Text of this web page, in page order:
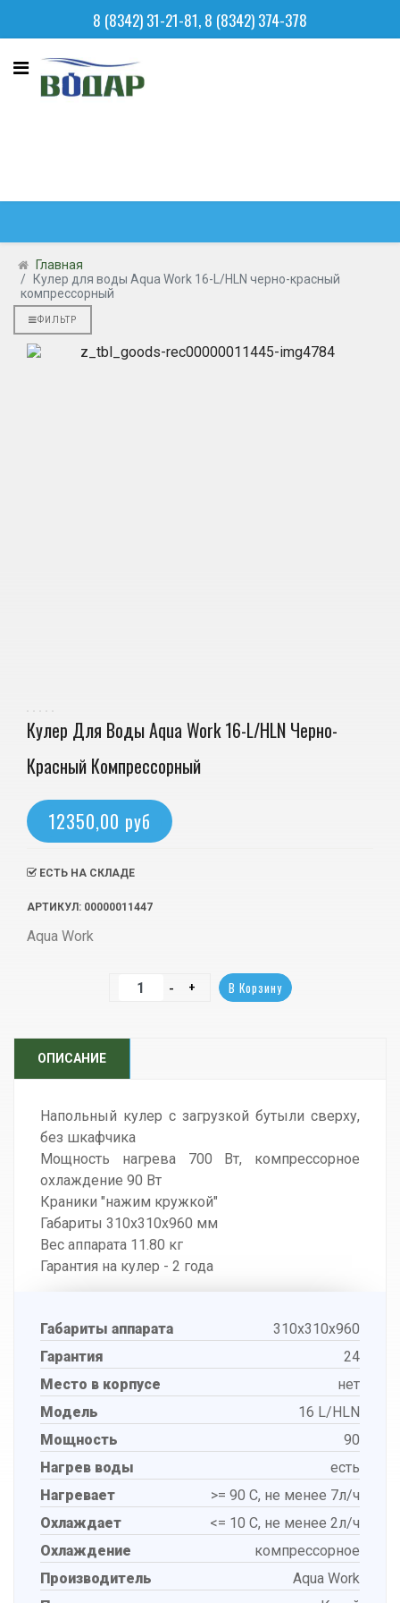
8 (8342) 31-21-81, 8 (8342) 374-378
Главная
Кулер для воды Aqua Work 16-L/HLN черно-красный
компрессорный
ФИЛЬТР
Кулер Для Воды Aqua Work 16-L/HLN Черно-
Красный Компрессорный
12350,00 руб
ЕСТЬ НА СКЛАДЕ
АРТИКУЛ : 00000011447
Aqua Work
ОПИСАНИЕ
Напольный кулер с загрузкой бутыли сверху,
без шкафчика
Мощность нагрева 700 Вт, компрессорное
охлаждение 90 Вт
Краники "нажим кружкой"
Габариты 310x310x960 мм
Вес аппарата 11.80 кг
Гарантия на кулер - 2 года
Габариты аппарата
310x310x960
Гарантия
24
Место в корпусе
нет
Модель
16 L/HLN
Мощность
90
Нагрев воды
есть
Нагревает
>= 90 С, не менее 7л/ч
Охлаждает
<= 10 С, не менее 2л/ч
Охлаждение
компрессорное
Производитель
Aqua Work